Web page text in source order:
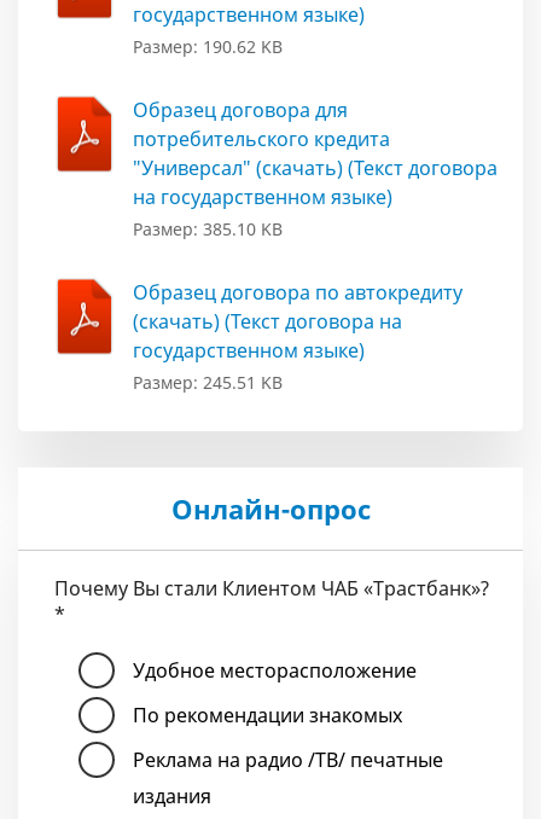
государственном языке)
Размер: 190.62 KB
Образец договора для
потребительского кредита
"Универсал" (скачать) (Текст договора
на государственном языке)
Размер: 385.10 KB
Образец договора по автокредиту
(скачать) (Текст договора на
государственном языке)
Размер: 245.51 KB
Онлайн-опрос
Почему Вы стали Клиентом ЧАБ «Трастбанк»?
*
Удобное месторасположение
По рекомендации знакомых
Реклама на радио /ТВ/ печатные
издания